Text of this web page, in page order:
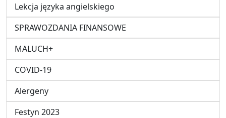
Lekcja języka angielskiego
SPRAWOZDANIA FINANSOWE
MALUCH+
COVID-19
Alergeny
Festyn 2023